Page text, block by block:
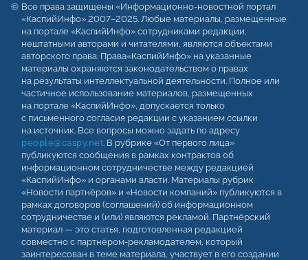
Все права защищены «Информационно-новостной портал
«КаспийИнфо» 2007–2025. Любые материалы, размещенные
на портале «КаспийИнфо» сотрудниками редакции,
нештатными авторами и читателями, являются объектами
авторского права. Права«КаспийИнфо» на указанные
материалы охраняются законодательством о правах
на результаты интеллектуальной деятельности. Полное или
частичное использование материалов, размещенных
на портале «КаспийИнфо», допускается только
с письменного согласия редакции с указанием ссылки
на источник. Все вопросы можно задать по адресу
people@caspy.net. В рубрике «От первого лица»
публикуются сообщения в рамках контрактов об
информационном сотрудничестве между редакцией
«КаспийИнфо» и органами власти. Материалы рубрик
«Новости партнёров» и «Новости компаний» публикуются в
рамках договоров (соглашений) об информационном
сотрудничестве и (или) являются рекламой. Партнёрский
материал — это статья, подготовленная редакцией
совместно с партнёром-рекламодателем, который
заинтересован в теме материала, участвует в его создании